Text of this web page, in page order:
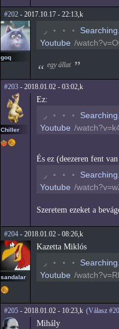
#202 - 2017.10.17 - 22:13,k
goq
◟ ◦ ◦ ◦
Youtube /
egy állat
#203 - 2018.01.02 - 03:02,k
Chiller
Ez:
◟ ◦ ◦ ◦
Youtube /
És ez (deezeren fent
◟ ◦ ◦ ◦
Youtube /
Szeretem ezeket a
#204 - 2018.01.02 - 08:26,k
sandalar
Kazetta Miklós
◟ ◦ ◦ ◦
Youtube /
#205 - 2018.01.02 - 10:23,k (Válasz
Mihály